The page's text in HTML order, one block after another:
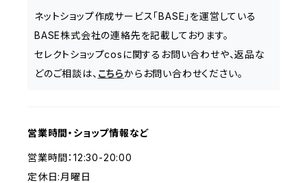
ネットショップ作成サービス「BASE」を運営している
BASE株式会社の連絡先を記載しております。
セレクトショップcosに関するお問い合わせや、返品な
どのご相談は、 こちらからお問い合わせください。
営業時間・ショップ情報など
営業時間：12:30-20:00
定休日:月曜日